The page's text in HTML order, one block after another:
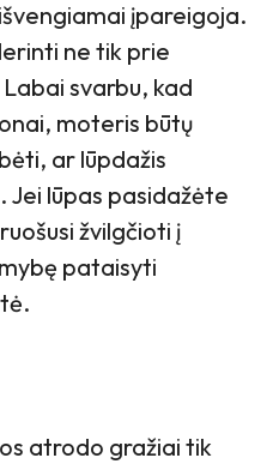
įpareigoja.
ne tik prie
svarbu, kad
moteris būtų
ar lūpdažis
Jei lūpas pasidažėte
žvilgčioti į
pataisyti
atrodo gražiai tik